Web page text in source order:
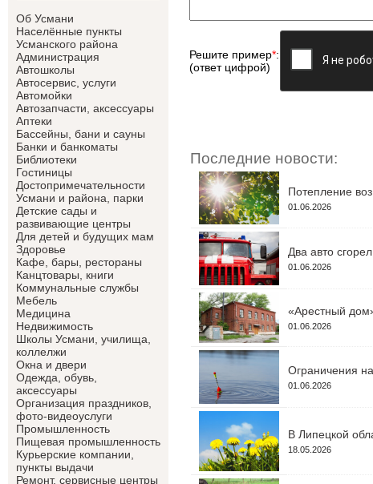
Об Усмани
Населённые пункты
Усманского района
Администрация
Автошколы
Автосервис, услуги
Автомойки
Автозапчасти, аксессуары
Аптеки
Бассейны, бани и сауны
Банки и банкоматы
Библиотеки
Гостиницы
Достопримечательности
Усмани и района, парки
Детские сады и
развивающие центры
Для детей и будущих мам
Здоровье
Кафе, бары, рестораны
Канцтовары, книги
Коммунальные службы
Мебель
Медицина
Недвижимость
Школы Усмани, училища,
коллелжи
Окна и двери
Одежда, обувь,
аксессуары
Организация праздников,
фото-видеоуслуги
Промышленность
Пищевая промышленность
Курьерские компании,
пункты выдачи
Ремонт, сервисные центры
Решите пример*:
(ответ цифрой)
Последние новости:
Потепление
01.06.2026
Два авто
01.06.2026
«Арестный
01.06.2026
Ограничения
01.06.2026
В Липецкой
18.05.2026